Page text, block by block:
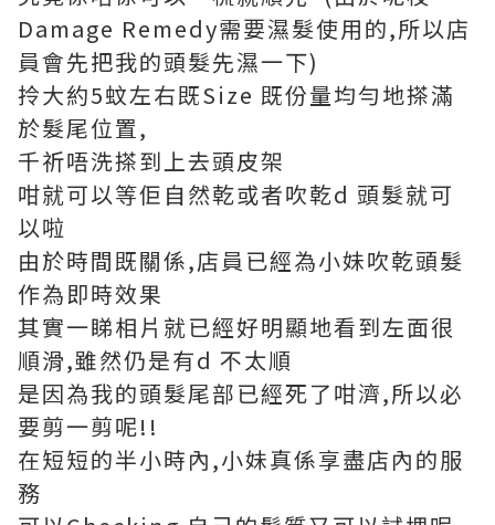
Damage Remedy需要濕髮使用的,所以店
員會先把我的頭髮先濕一下)
拎大約5蚊左右既Size 既份量均勻地搽滿
於髮尾位置,
千祈唔洗搽到上去頭皮架
咁就可以等佢自然乾或者吹乾d 頭髮就可
以啦
由於時間既關係,店員已經為小妹吹乾頭髮
作為即時效果
其實一睇相片就已經好明顯地看到左面很
順滑,雖然仍是有d 不太順
是因為我的頭髮尾部已經死了咁濟,所以必
要剪一剪呢!!
在短短的半小時內,小妹真係享盡店內的服
務